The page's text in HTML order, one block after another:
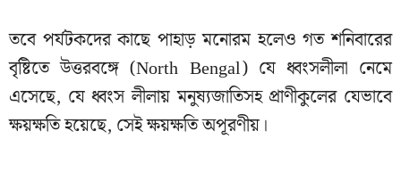
তবে পর্যটকদের কাছে পাহাড় মনোরম হলেও গত শনিবারের
বৃষ্টিতে উত্তরবঙ্গে (North Bengal) যে ধ্বংসলীলা নেমে
এসেছে, যে ধ্বংস লীলায় মনুষ্যজাতিসহ প্রাণীকুলের যেভাবে
ক্ষয়ক্ষতি হয়েছে, সেই ক্ষয়ক্ষতি অপূরণীয়।